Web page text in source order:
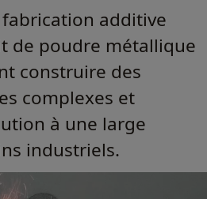
fabrication additive
de poudre métallique
construire des
complexes et
à une large
industriels.